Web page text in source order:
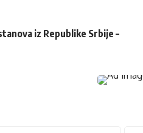
iz Republike Srbije –